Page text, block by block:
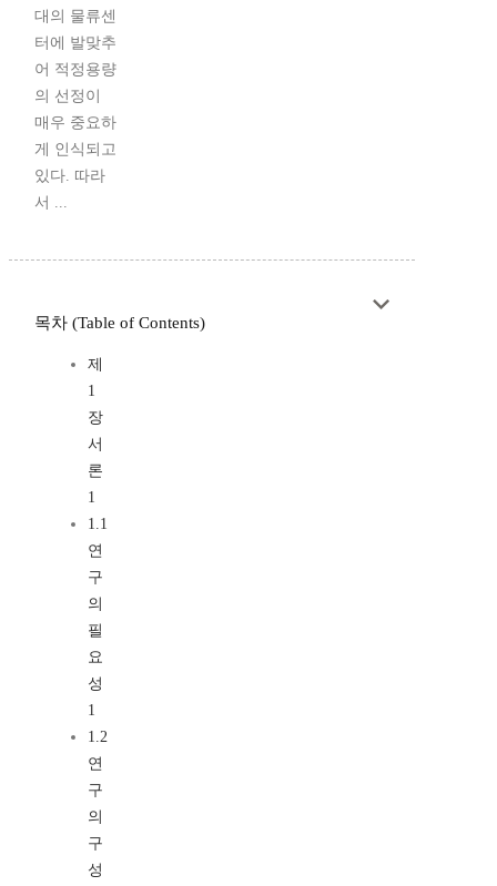
대의 물류센
터에 발맞추
어 적정용량
의 선정이
매우 중요하
게 인식되고
있다. 따라
서 ...
목차 (Table of Contents)
제
1
장
서
론
1
1.1
연
구
의
필
요
성
1
1.2
연
구
의
구
성